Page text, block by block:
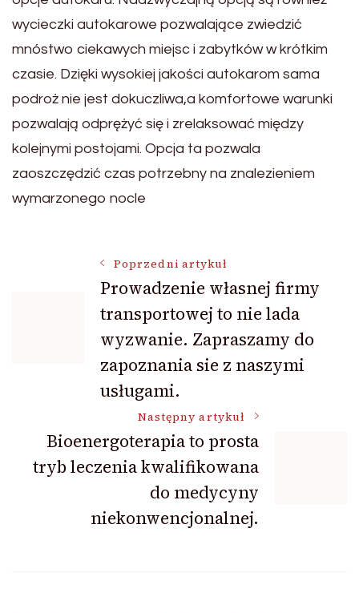
wycieczki autokarowe pozwalające zwiedzić
mnóstwo ciekawych miejsc i zabytków w krótkim
czasie. Dzięki wysokiej jakości autokarom sama
podroż nie jest dokuczliwa,a komfortowe warunki
pozwalają odprężyć się i zrelaksować między
kolejnymi postojami. Opcja ta pozwala
zaoszczędzić czas potrzebny na znalezieniem
wymarzonego nocle
Nawigacja
wpisu
Poprzedni artykuł
Prowadzenie własnej firmy
transportowej to nie lada
wyzwanie. Zapraszamy do
zapoznania sie z naszymi
usługami.
Następny artykuł
Bioenergoterapia to prosta
tryb leczenia kwalifikowana
do medycyny
niekonwencjonalnej.